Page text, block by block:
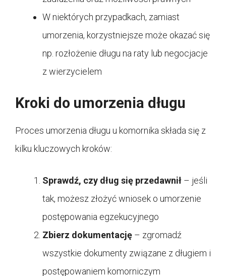
W niektórych przypadkach, zamiast
umorzenia, korzystniejsze może okazać się
np. rozłożenie długu na raty lub negocjacje
z wierzycielem
Kroki do umorzenia długu
Proces umorzenia długu u komornika składa się z
kilku kluczowych kroków:
Sprawdź, czy dług się przedawnił – jeśli
tak, możesz złożyć wniosek o umorzenie
postępowania egzekucyjnego
Zbierz dokumentację – zgromadź
wszystkie dokumenty związane z długiem i
postępowaniem komorniczym